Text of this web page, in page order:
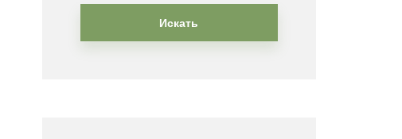
Искать